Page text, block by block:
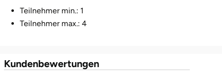
Teilnehmer min.: 1
Teilnehmer max.: 4
Kundenbewertungen
Kamp-Lintfort
Kassel